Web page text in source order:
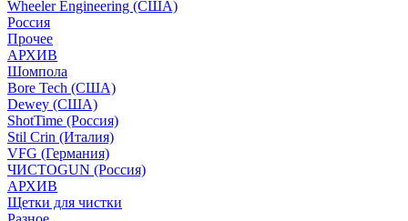
Wheeler Engineering (СШA)
Россия
Прочее
АРХИВ
Шомпола
Bore Tech (США)
Dewey (США)
ShotTime (Россия)
Stil Crin (Италия)
VFG (Германия)
ЧИСТОGUN (Россия)
АРХИВ
Щетки для чистки